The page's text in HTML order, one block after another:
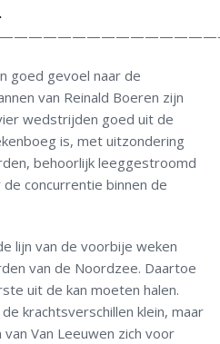
goed gevoel naar de
van Reinald Boeren zijn
wedstrijden goed uit de
is, met uitzondering
behoorlijk leeggestroomd
concurrentie binnen de
lijn van de voorbije weken
van de Noordzee. Daartoe
uit de kan moeten halen.
krachtsverschillen klein, maar
Van Leeuwen zich voor